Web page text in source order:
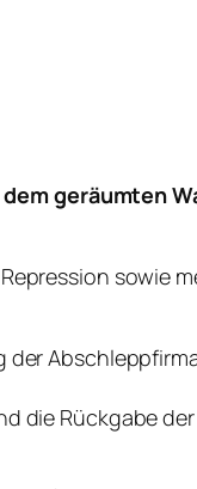
geräumten
sowie
die Rückgabe